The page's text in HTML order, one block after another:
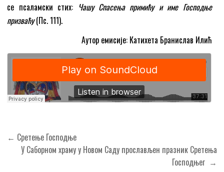
се псаламски стих: Чашу Спасења примићу и име Господње
призваћу(Пс. 111).
Аутор емисије: Катихета Бранислав Илић
Кретање
чланка
← Сретење Господње
У Саборном храму у Новом Саду прослављен празник Сретења
Господњег →